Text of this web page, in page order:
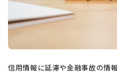
信用情報に延滞や金融事故の情